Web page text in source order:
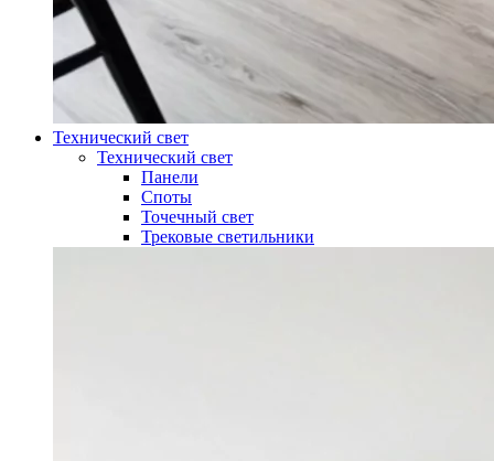
Технический свет
Технический свет
Панели
Споты
Точечный свет
Трековые светильники